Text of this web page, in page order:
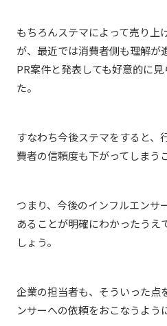
もちろんステマによって売り上
が、最近では消費者側も理解が
PR案件と発表しても好意的に
た。
すなわち今後ステマをすると、
費者の信頼度も下がってしまう
つまり、今後のインフルエンサ
あることが明確にわかったうえ
しょう。
企業の担当者も、そういった点
ンサーへの依頼をおこなうよう